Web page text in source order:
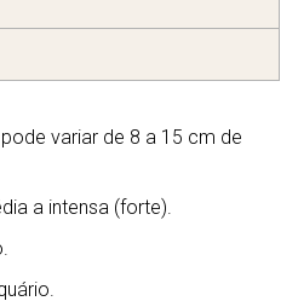
variar de 8 a 15 cm de
a intensa (forte).